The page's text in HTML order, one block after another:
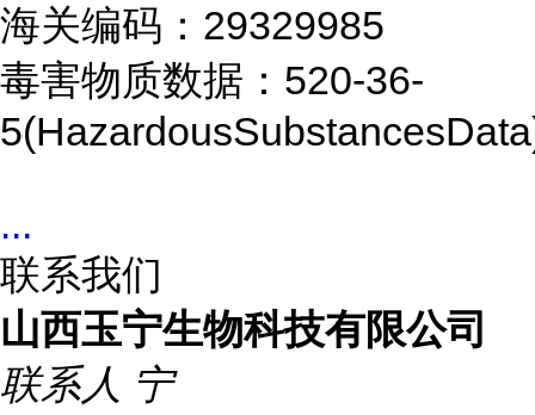
海关编码：29329985
毒害物质数据：520-36-
...
联系我们
山西玉宁生物科技有限公司
联系人 宁